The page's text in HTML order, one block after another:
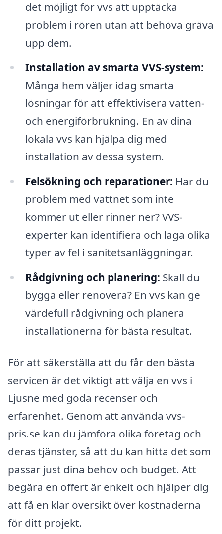
det möjligt för vvs att upptäcka
problem i rören utan att behöva gräva
upp dem.
Installation av smarta VVS-system:
Många hem väljer idag smarta
lösningar för att effektivisera vatten-
och energiförbrukning. En av dina
lokala vvs kan hjälpa dig med
installation av dessa system.
Felsökning och reparationer: Har du
problem med vattnet som inte
kommer ut eller rinner ner? VVS-
experter kan identifiera och laga olika
typer av fel i sanitetsanläggningar.
Rådgivning och planering: Skall du
bygga eller renovera? En vvs kan ge
värdefull rådgivning och planera
installationerna för bästa resultat.
För att säkerställa att du får den bästa
servicen är det viktigt att välja en vvs i
Ljusne med goda recenser och
erfarenhet. Genom att använda vvs-
pris.se kan du jämföra olika företag och
deras tjänster, så att du kan hitta det som
passar just dina behov och budget. Att
begära en offert är enkelt och hjälper dig
att få en klar översikt över kostnaderna
för ditt projekt.